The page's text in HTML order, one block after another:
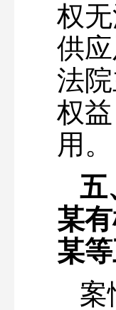
权
供
法
权
用。
五
某
某
案